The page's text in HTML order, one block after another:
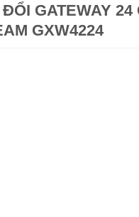
GATEWAY 24
GXW4224